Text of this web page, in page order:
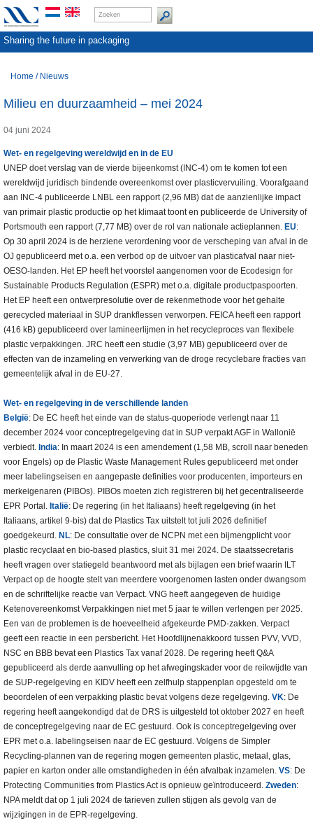
Sharing the future in packaging
Home / Nieuws
Milieu en duurzaamheid – mei 2024
04 juni 2024
Wet- en regelgeving wereldwijd en in de EU
UNEP doet verslag van de vierde bijeenkomst (INC-4) om te komen tot een
wereldwijd juridisch bindende overeenkomst over plasticvervuiling. Voorafgaand
aan INC-4 publiceerde LNBL een rapport (2,96 MB) dat de aanzienlijke impact
van primair plastic productie op het klimaat toont en publiceerde de University of
Portsmouth een rapport (7,77 MB) over de rol van nationale actieplannen. EU:
Op 30 april 2024 is de herziene verordening voor de verscheping van afval in de
OJ gepubliceerd met o.a. een verbod op de uitvoer van plasticafval naar niet-
OESO-landen. Het EP heeft het voorstel aangenomen voor de Ecodesign for
Sustainable Products Regulation (ESPR) met o.a. digitale productpaspoorten.
Het EP heeft een ontwerpresolutie over de rekenmethode voor het gehalte
gerecycled materiaal in SUP drankflessen verworpen. FEICA heeft een rapport
(416 kB) gepubliceerd over lamineerlijmen in het recycleproces van flexibele
plastic verpakkingen. JRC heeft een studie (3,97 MB) gepubliceerd over de
effecten van de inzameling en verwerking van de droge recyclebare fracties van
gemeentelijk afval in de EU-27.
Wet- en regelgeving in de verschillende landen
België: De EC heeft het einde van de status-quoperiode verlengt naar 11
december 2024 voor conceptregelgeving dat in SUP verpakt AGF in Wallonië
verbiedt. India: In maart 2024 is een amendement (1,58 MB, scroll naar beneden
voor Engels) op de Plastic Waste Management Rules gepubliceerd met onder
meer labelingseisen en aangepaste definities voor producenten, importeurs en
merkeigenaren (PIBOs). PIBOs moeten zich registreren bij het gecentraliseerde
EPR Portal. Italië: De regering (in het Italiaans) heeft regelgeving (in het
Italiaans, artikel 9-bis) dat de Plastics Tax uitstelt tot juli 2026 definitief
goedgekeurd. NL: De consultatie over de NCPN met een bijmengplicht voor
plastic recyclaat en bio-based plastics, sluit 31 mei 2024. De staatssecretaris
heeft vragen over statiegeld beantwoord met als bijlagen een brief waarin ILT
Verpact op de hoogte stelt van meerdere voorgenomen lasten onder dwangsom
en de schriftelijke reactie van Verpact. VNG heeft aangegeven de huidige
Ketenovereenkomst Verpakkingen niet met 5 jaar te willen verlengen per 2025.
Een van de problemen is de hoeveelheid afgekeurde PMD-zakken. Verpact
geeft een reactie in een persbericht. Het Hoofdlijnenakkoord tussen PVV, VVD,
NSC en BBB bevat een Plastics Tax vanaf 2028. De regering heeft Q&A
gepubliceerd als derde aanvulling op het afwegingskader voor de reikwijdte van
de SUP-regelgeving en KIDV heeft een zelfhulp stappenplan opgesteld om te
beoordelen of een verpakking plastic bevat volgens deze regelgeving. VK: De
regering heeft aangekondigd dat de DRS is uitgesteld tot oktober 2027 en heeft
de conceptregelgeving naar de EC gestuurd. Ook is conceptregelgeving over
EPR met o.a. labelingseisen naar de EC gestuurd. Volgens de Simpler
Recycling-plannen van de regering mogen gemeenten plastic, metaal, glas,
papier en karton onder alle omstandigheden in één afvalbak inzamelen. VS: De
Protecting Communities from Plastics Act is opnieuw geïntroduceerd. Zweden:
NPA meldt dat op 1 juli 2024 de tarieven zullen stijgen als gevolg van de
wijzigingen in de EPR-regelgeving.